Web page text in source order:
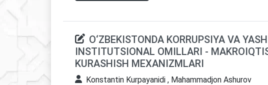
O‘ZBEKISTONDA KORRUPSIYA VA
INSTITUTSIONAL OMILLARI -
KURASHISH MEXANIZMLARI
Konstantin Kurpayanidi , Mahammadjon Ashurov